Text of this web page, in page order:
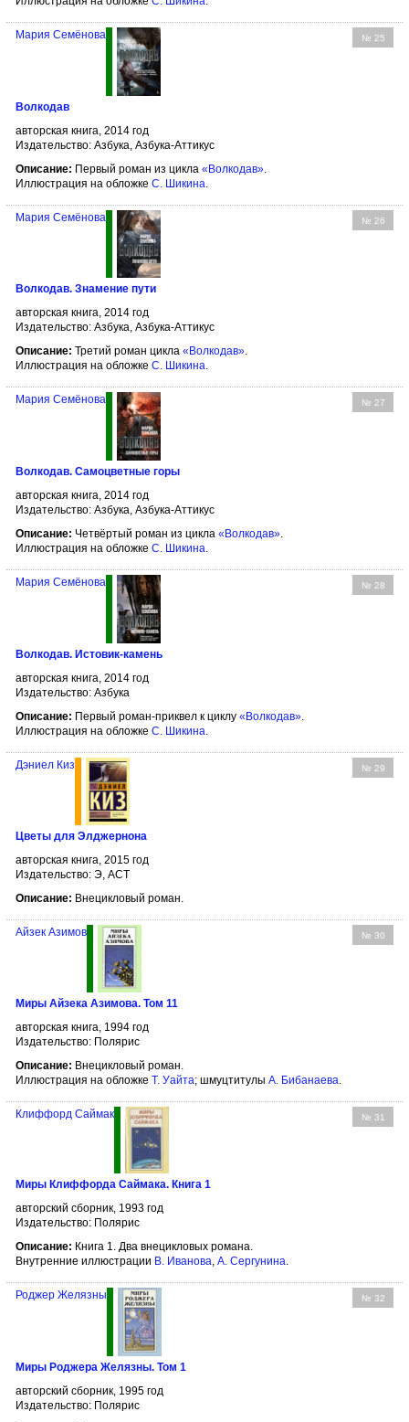
№ 25
Мария Семёнова
Волкодав
авторская книга, 2014 год
Издательство: Азбука, Азбука-Аттикус
Описание: Первый роман из цикла «Волкодав»
Иллюстрация на обложке С. Шикина
№ 26
Мария Семёнова
Волкодав. Знамение пути
авторская книга, 2014 год
Издательство: Азбука, Азбука-Аттикус
Описание: Третий роман цикла «Волкодав».
Иллюстрация на обложке С. Шикина.
№ 27
Мария Семёнова
Волкодав. Самоцветные горы
авторская книга, 2014 год
Издательство: Азбука, Азбука-Аттикус
Описание: Четвёртый роман из цикла «Волкодав».
Иллюстрация на обложке С. Шикина.
№ 28
Мария Семёнова
Волкодав. Истовик-камень
авторская книга, 2014 год
Издательство: Азбука
Описание: Первый роман-приквел к циклу «Волкодав»
Иллюстрация на обложке С. Шикина
№ 29
Дэниел Киз
Цветы для Элджернона
авторская книга, 2015 год
Издательство: Э, АСТ
Описание: Внецикловый роман.
№ 30
Айзек Азимов
Миры Айзека Азимова. Том 11
авторская книга, 1994 год
Издательство: Полярис
Описание: Внецикловый роман.
Иллюстрация на обложке Т. Уайта; шмуцтитулы А. Бибанаева.
№ 31
Клиффорд Саймак
Миры Клиффорда Саймака. Книга 1
авторский сборник, 1993 год
Издательство: Полярис
Описание: Книга 1. Два внецикловых романа.
Внутренние иллюстрации В. Иванова, А. Сергунина.
№ 32
Роджер Желязны
Миры Роджера Желязны. Том 1
авторский сборник, 1995 год
Издательство: Полярис